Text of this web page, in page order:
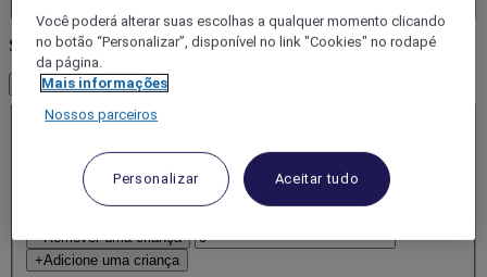
Selecionar hóspedes
1 Quarto(s) - 1 Hóspede(s)
Quarto 1
- Remova um adulto
+Adicione um adulto
- Remover uma criança
+Adicione uma criança
Você poderá alterar suas escolhas a qualquer momento clicando
no botão “Personalizar”, disponível no link "Cookies" no rodapé
da página.
Mais informações
Nossos parceiros
Personalizar Aceitar tudo